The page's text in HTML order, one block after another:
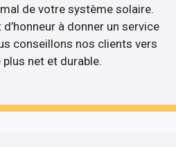
de votre système solaire.
à donner un service
conseillons nos clients vers
plus net et durable.